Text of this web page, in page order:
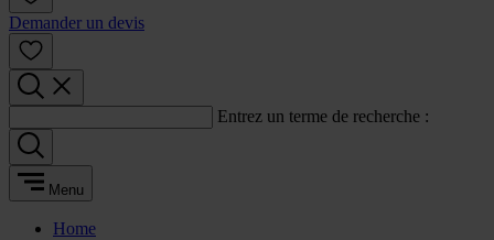
Demander un devis
Entrez un terme de recherche :
Menu
Home